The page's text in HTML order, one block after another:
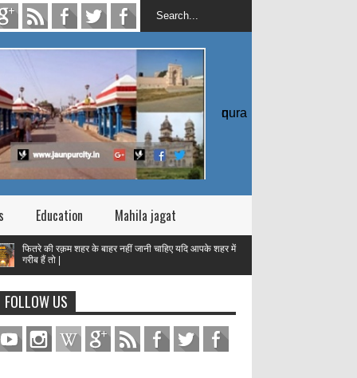
quran
Education Mahila jagat
की रक़म शहर के बाहर नहीं जानी चाहिए यदि आपके शहर में
तो |
तक़वा
FOLLOW US